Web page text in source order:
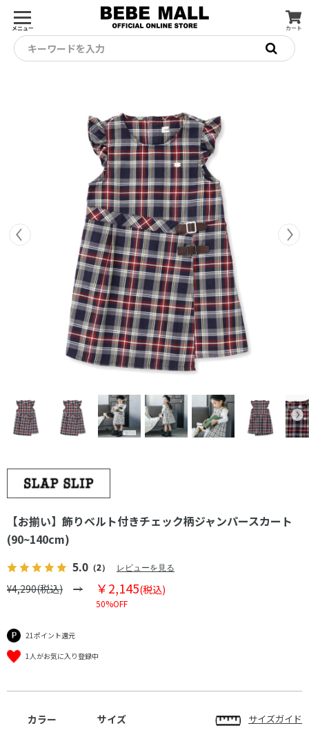
メニュー カート
キーワードを入力
【お揃い】飾りベルト付きチェック柄ジャンパースカート
(90~140cm)
5.0 （2） レビューを見る
¥4,290(税込) ￥2,145(税込)
50%OFF
21ポイント還元
1人がお気に入り登録中
カラー サイズ サイズガイド